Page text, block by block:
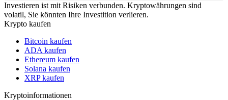
Investieren ist mit Risiken verbunden. Kryptowährungen sind
volatil, Sie könnten Ihre Investition verlieren.
Krypto kaufen
Bitcoin kaufen
ADA kaufen
Ethereum kaufen
Solana kaufen
XRP kaufen
Kryptoinformationen